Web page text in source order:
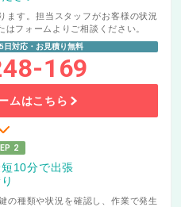
ます。担当スタッフがお客様の状況
フォームよりご相談ください。
対応・お見積り無料
169
ムはこちら
2
10分で出張
の種類や状況を確認し、作業で発生